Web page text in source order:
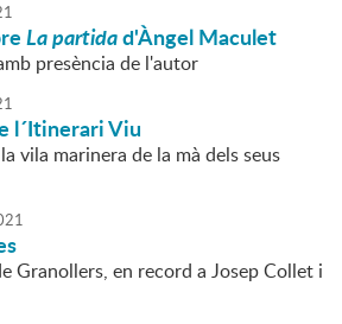
La partidad'Àngel Maculet
presència de l'autor
l´Itinerari Viu
vila marinera de la mà dels seus
Granollers, en record a Josep Collet i